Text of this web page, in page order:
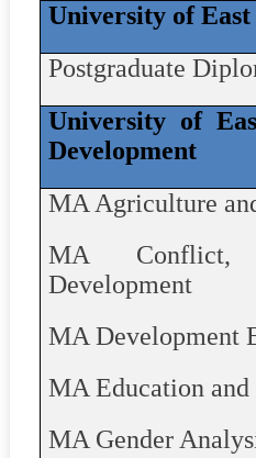
University of
Postgraduate
University of
Development
MA Agriculture
MA Conflict,
Development
MA Development
MA Education
MA Gender